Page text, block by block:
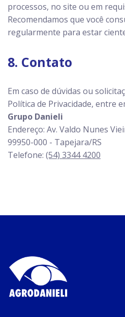
processos, no site ou em
Recomendamos que você
regularmente para estar
8. Contato
Em caso de dúvidas ou
Política de Privacidade, entre
Grupo Danieli
Endereço: Av. Valdo Nunes
99950-000 - Tapejara/RS
Telefone: (54) 3344 4200